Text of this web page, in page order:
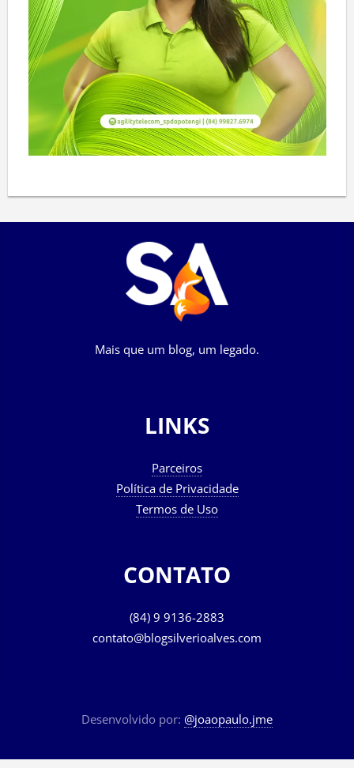
Mais que um blog, um legado.
LINKS
Parceiros
Política de Privacidade
Termos de Uso
CONTATO
(84) 9 9136-2883
contato@blogsilverioalves.com
Desenvolvido por: @joaopaulo.jme